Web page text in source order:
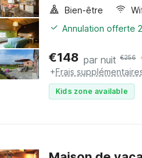
Bien-être
Annulation offerte
€148 par nuit €256
+Frais
Kids zone available